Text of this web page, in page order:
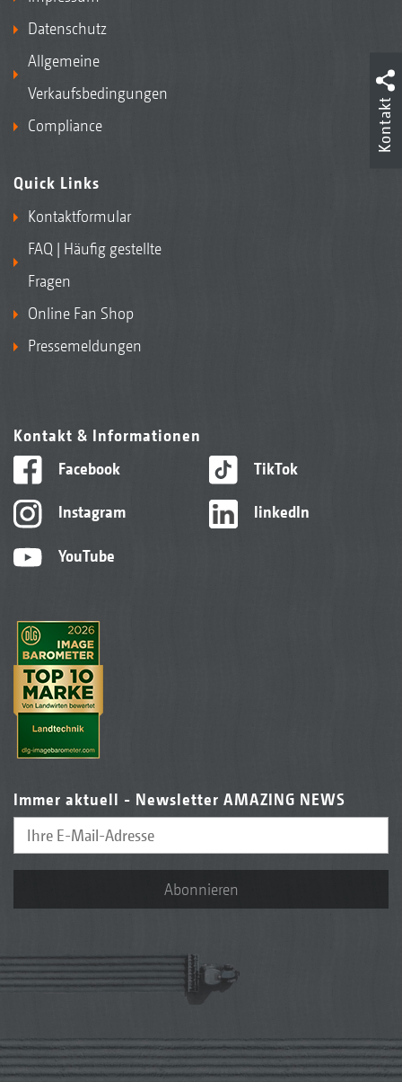
Datenschutz
Allgemeine
Verkaufsbedingungen
Compliance
Quick Links
Kontaktformular
FAQ | Häufig gestellte
Fragen
Online Fan Shop
Pressemeldungen
Kontakt & Informationen
Facebook
Instagram
YouTube
TikTok
linkedIn
Immer aktuell - Newsletter AMAZING NEWS
Abonnieren
Kontakt